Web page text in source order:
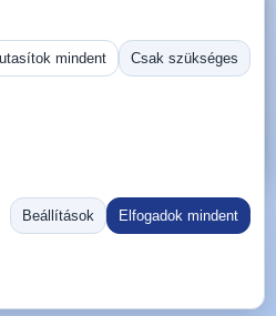
Szerelő villáskulcs
Ugrás:
Rendezés:
mindent Csak szükséges
Beállítások Elfogadok mindent